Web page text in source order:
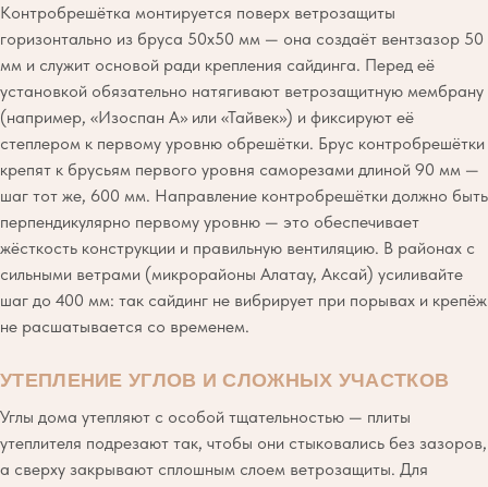
Контробрешётка монтируется поверх ветрозащиты
горизонтально из бруса 50х50 мм — она создаёт вентзазор 50
мм и служит основой ради крепления сайдинга. Перед её
установкой обязательно натягивают ветрозащитную мембрану
(например, «Изоспан А» или «Тайвек») и фиксируют её
степлером к первому уровню обрешётки. Брус контробрешётки
крепят к брусьям первого уровня саморезами длиной 90 мм —
шаг тот же, 600 мм. Направление контробрешётки должно быть
перпендикулярно первому уровню — это обеспечивает
жёсткость конструкции и правильную вентиляцию. В районах с
сильными ветрами (микрорайоны Алатау, Аксай) усиливайте
шаг до 400 мм: так сайдинг не вибрирует при порывах и крепёж
не расшатывается со временем.
УТЕПЛЕНИЕ УГЛОВ И СЛОЖНЫХ УЧАСТКОВ
Углы дома утепляют с особой тщательностью — плиты
утеплителя подрезают так, чтобы они стыковались без зазоров,
а сверху закрывают сплошным слоем ветрозащиты. Для